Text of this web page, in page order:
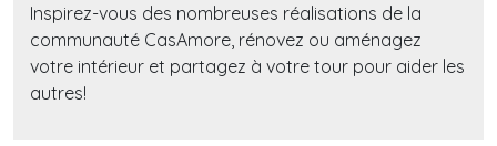
Inspirez-vous des nombreuses réalisations de la
communauté CasAmore, rénovez ou aménagez
votre intérieur et partagez à votre tour pour aider les
autres!